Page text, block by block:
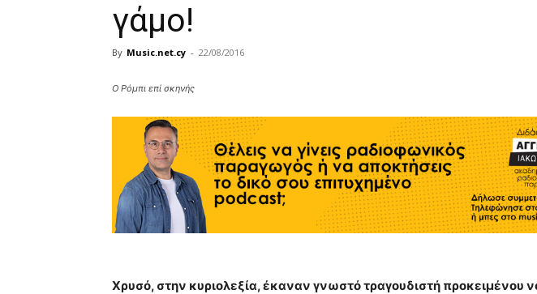
γάμο!
By Music.net.cy - 22/08/2016
Ο Ρόμπι επί σκηνής
Χρυσό, στην κυριολεξία, έκαναν γνωστό τραγουδιστή προκειμένου